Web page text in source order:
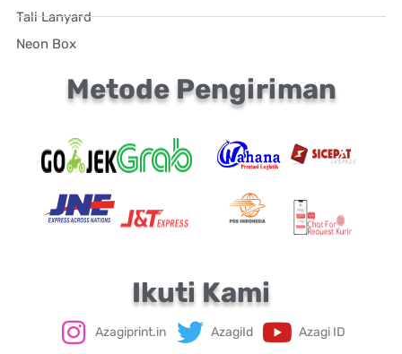
Tali Lanyard
Neon Box
Metode Pengiriman
Ikuti Kami
Azagiprint.in AzagiId Azagi ID